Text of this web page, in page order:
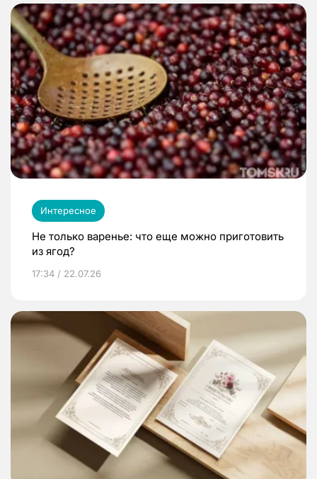
Интересное
Не только варенье: что еще можно приготовить
из ягод?
17:34 / 22.07.26